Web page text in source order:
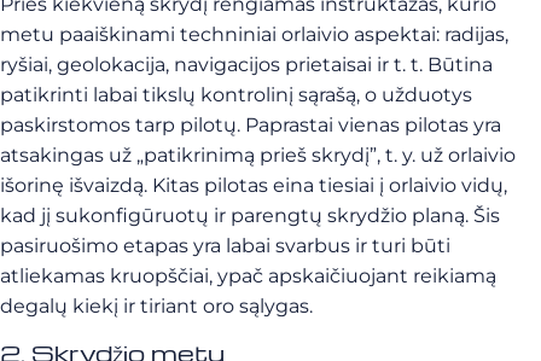
metu paaiškinami techniniai orlaivio aspektai: radijas,
ryšiai, geolokacija, navigacijos prietaisai ir t. t. Būtina
patikrinti labai tikslų kontrolinį sąrašą, o užduotys
paskirstomos tarp pilotų. Paprastai vienas pilotas yra
atsakingas už „patikrinimą prieš skrydį”, t. y. už orlaivio
išorinę išvaizdą. Kitas pilotas eina tiesiai į orlaivio vidų,
kad jį sukonfigūruotų ir parengtų skrydžio planą. Šis
pasiruošimo etapas yra labai svarbus ir turi būti
atliekamas kruopščiai, ypač apskaičiuojant reikiamą
degalų kiekį ir tiriant oro sąlygas.
2. Skrydžio metu